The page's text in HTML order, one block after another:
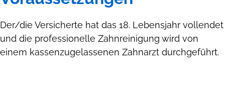
Der/die Versicherte hat das 18. Lebensjahr vollendet
und die professionelle Zahnreinigung wird von
einem kassenzugelassenen Zahnarzt durchgeführt.